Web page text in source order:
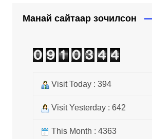
Манай сайтаар зочилсон
Visit Today : 394
Visit Yesterday : 642
This Month : 4363